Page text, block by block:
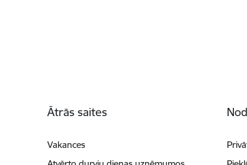
Ātrās saites
Vakances